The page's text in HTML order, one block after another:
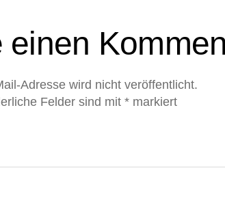
einen
Adresse wird nicht veröffentlicht.
Felder sind mit *markiert